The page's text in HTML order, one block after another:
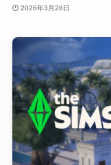
2026年3月28日